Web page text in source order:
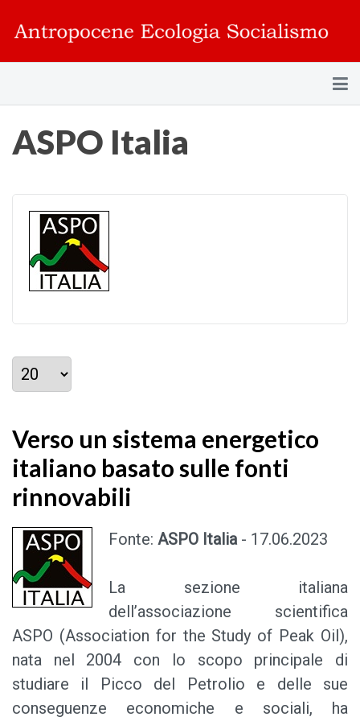
ASPO Italia
Visualizza #
Verso un sistema energetico
italiano basato sulle fonti
rinnovabili
Fonte: ASPO Italia- 17.06.2023
La sezione italiana
dell’associazione scientifica
ASPO (Association for the Study of Peak Oil),
nata nel 2004 con lo scopo principale di
studiare il Picco del Petrolio e delle sue
conseguenze economiche e sociali, ha